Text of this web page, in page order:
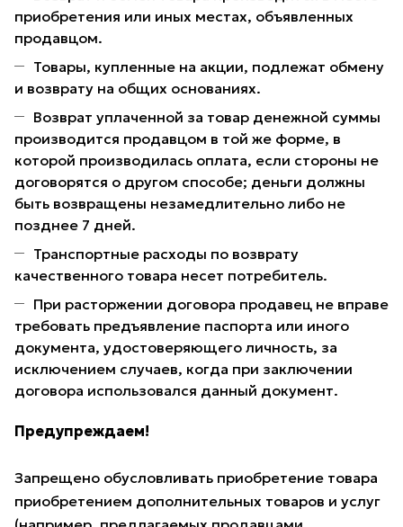
приобретения или иных местах, объявленных
продавцом.
Товары, купленные на акции, подлежат обмену
и возврату на общих основаниях.
Возврат уплаченной за товар денежной суммы
производится продавцом в той же форме, в
которой производилась оплата, если стороны не
договорятся о другом способе; деньги должны
быть возвращены незамедлительно либо не
позднее 7 дней.
Транспортные расходы по возврату
качественного товара несет потребитель.
При расторжении договора продавец не вправе
требовать предъявление паспорта или иного
документа, удостоверяющего личность, за
исключением случаев, когда при заключении
договора использовался данный документ.
Предупреждаем!
Запрещено обусловливать приобретение товара
приобретением дополнительных товаров и услуг